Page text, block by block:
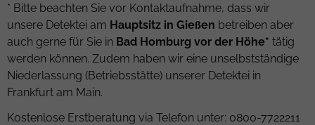
* Bitte beachten Sie vor Kontaktaufnahme, dass wir
unsere Detektei am Hauptsitz in Gießen betreiben aber
auch gerne für Sie in Bad Homburg vor der Höhe* tätig
werden können. Zudem haben wir eine unselbstständige
Niederlassung (Betriebsstätte) unserer Detektei in
Frankfurt am Main.
Kostenlose Erstberatung via Telefon unter: 0800-7722211